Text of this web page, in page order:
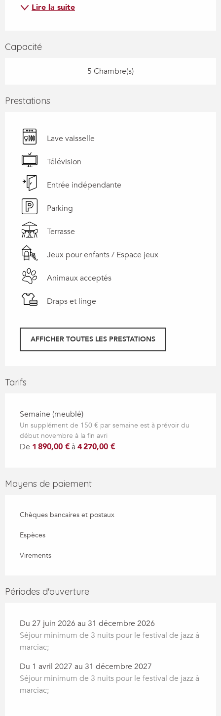
Lire la suite
Capacité
5 Chambre(s)
Prestations
Lave vaisselle
Télévision
Entrée indépendante
Parking
Terrasse
Jeux pour enfants / Espace jeux
Animaux acceptés
Draps et linge
AFFICHER TOUTES LES PRESTATIONS
Tarifs
Semaine (meublé)
Un supplément de 150 € par semaine est à prévoir du
début novembre à la fin avri
De 1 890,00 €à 4 270,00 €
Moyens de paiement
Chèques bancaires et postaux
Espèces
Virements
Périodes d'ouverture
Du 27 juin 2026 au 31 décembre 2026
Séjour minimum de 3 nuits pour le festival de jazz à
marciac;
Du 1 avril 2027 au 31 décembre 2027
Séjour minimum de 3 nuits pour le festival de jazz à
marciac;